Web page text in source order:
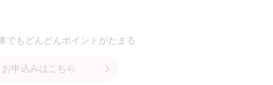
でもどんどんポイントがたまる
お申込みはこちら